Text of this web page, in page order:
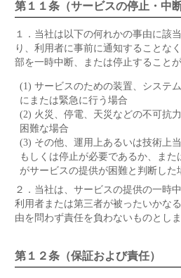
第１１条（サービスの停止・中断
１． 当社は以下の何れかの事由に該
り、利用者に事前に通知することな
部を一時中断、または停止することが
(1) サービスのための装置、システ
にまたは緊急に行う場合
(2) 火災、停電、天災などの不可抗
困難な場合
(3) その他、運用上あるいは技術上
もしくは停止が必要であるか、ま
がサービスの提供が困難と判断した
２． 当社は、サービスの提供の一時
利用者または第三者が被ったいかな
由を問わず責任を負わないものとしま
第１２条（保証および責任）